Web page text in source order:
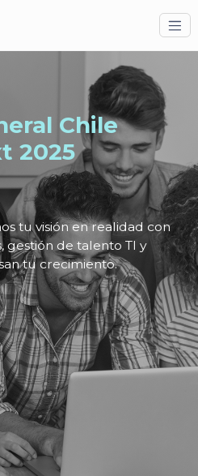
Chile
2025
tu visión en realidad con
gestión de talento TI y
tu crecimiento.